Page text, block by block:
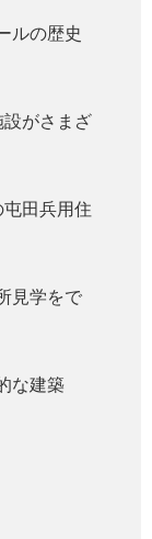
ルの歴史
がさまざ
田兵用住
見学をで
な建築